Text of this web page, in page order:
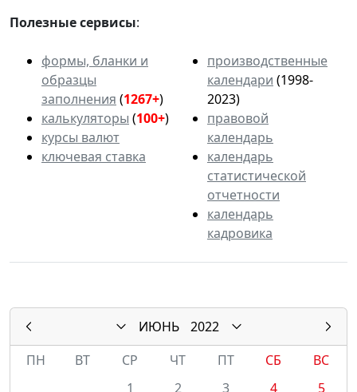
Полезные сервисы:
формы, бланки и
образцы
заполнения (1267+)
калькуляторы (100+)
курсы валют
ключевая ставка
производственные
календари (1998-
2023)
правовой
календарь
календарь
статистической
отчетности
календарь
кадровика
ИЮНЬ
2022
ПН
ВТ СР ЧТ ПТ СБ
ВС
1
2 3 4
5